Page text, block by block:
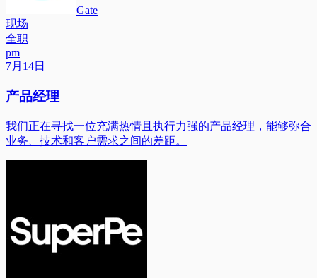
Gate
现场
全职
pm
7月14日
产品经理
我们正在寻找一位充满热情且执行力强的产品经理，能够弥合
业务、技术和客户需求之间的差距。